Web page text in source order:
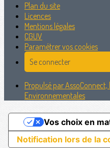
Plan du site
Licences
Mentions légales
CGUV
Paramétrer vos cookies
Se connecter
Propulsé par
Environnementales
Notification lors de la
Vos choix en